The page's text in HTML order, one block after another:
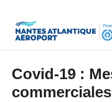
Covid-19 :